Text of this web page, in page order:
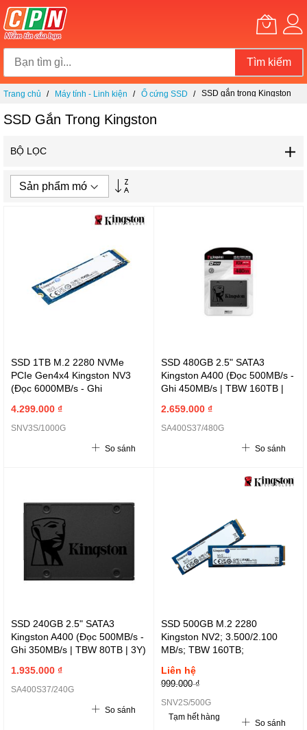
Tìm kiếm
Chuyển
nội
Trang chủ Máy tính - Linh kiện Ổ cứng SSD SSD gắn trong Kingston
SSD Gắn Trong Kingston
BỘ LỌC
lập
hướng
SSD 1TB M.2 2280 NVMe
PCIe Gen4x4 Kingston NV3
(Đọc 6000MB/s - Ghi
SNV3S/1000G
4.299.000 ₫
SNV3S/1000G
So sánh
SSD 480GB 2.5" SATA3
Kingston A400 (Đọc 500MB/s -
Ghi 450MB/s | TBW 160TB |
2.659.000 ₫
SA400S37/480G
So sánh
SSD 240GB 2.5" SATA3
Kingston A400 (Đọc 500MB/s -
Ghi 350MB/s | TBW 80TB | 3Y)
1.935.000 ₫
SA400S37/240G
So sánh
SSD 500GB M.2 2280
Kingston NV2; 3.500/2.100
MB/s; TBW 160TB;
Liên hệ
999.000 ₫
SNV2S/500G
Tạm hết hàng
So sánh